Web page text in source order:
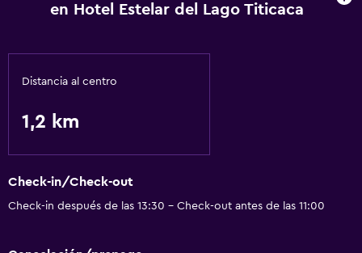
en Hotel Estelar del Lago Titicaca
Distancia al centro
1,2 km
Check-in/Check-out
Check-in después de las 13:30 - Check-out antes de las 11:00